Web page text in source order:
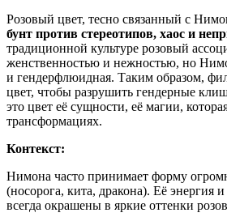
Розовый цвет, тесно связанный с
бунт против стереотипов, хаос и
традиционной культуре розовый
женственностью и нежностью, но
и гендерфлюидная. Таким образом,
цвет, чтобы разрушить гендерные
это цвет её сущности, её магии,
трансформациях.
Контекст:
Нимона часто принимает форму
(носорога, кита, дракона). Её энергия
всегда окрашены в яркие оттенки